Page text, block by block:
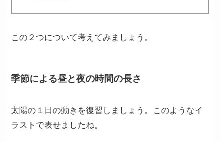
この２つについて考えてみましょう。
季節による昼と夜の時間の長さ
太陽の１日の動きを復習しましょう。このようなイ
ラストで表せましたね。